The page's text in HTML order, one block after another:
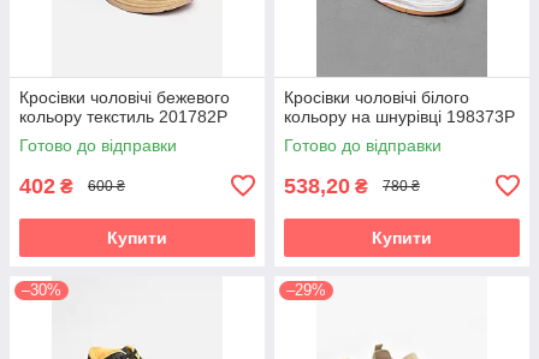
Кросівки чоловічі бежевого
кольору текстиль 201782P
Готово до відправки
402 ₴ 600 ₴
Купити
Кросівки чоловічі білого
кольору на шнурівці 198373P
Готово до відправки
538,20 ₴ 780 ₴
Купити
–30% –29%